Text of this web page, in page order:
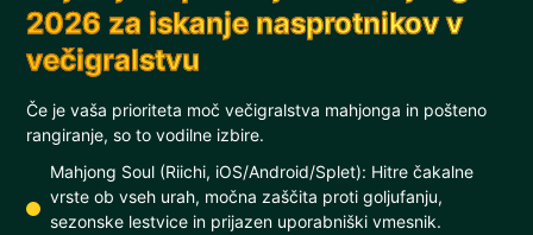
2026 za iskanje nasprotnikov v
večigralstvu
Če je vaša prioriteta moč večigralstva mahjonga in pošteno
rangiranje, so to vodilne izbire.
Mahjong Soul (Riichi, iOS/Android/Splet): Hitre čakalne
vrste ob vseh urah, močna zaščita proti goljufanju,
sezonske lestvice in prijazen uporabniški vmesnik.